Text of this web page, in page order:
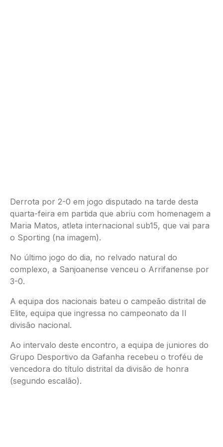
Derrota por 2-0 em jogo disputado na tarde desta
quarta-feira em partida que abriu com homenagem a
Maria Matos, atleta internacional sub15, que vai para
o Sporting (na imagem).
No último jogo do dia, no relvado natural do
complexo, a Sanjoanense venceu o Arrifanense por
3-0.
A equipa dos nacionais bateu o campeão distrital de
Elite, equipa que ingressa no campeonato da II
divisão nacional.
Ao intervalo deste encontro, a equipa de juniores do
Grupo Desportivo da Gafanha recebeu o troféu de
vencedora do título distrital da divisão de honra
(segundo escalão).